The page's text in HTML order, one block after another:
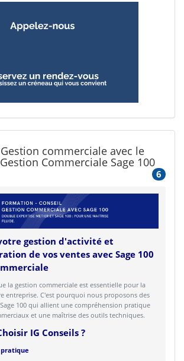
commerciale avec le
Commerciale Sage 100
6
gestion d'activité et
de vos ventes avec Sage 100
la gestion commerciale est essentielle pour la
entreprise. C'est pourquoi nous proposons des
100 qui allient une compréhension pratique
et une maîtrise des outils techniques.
IG Conseils ?